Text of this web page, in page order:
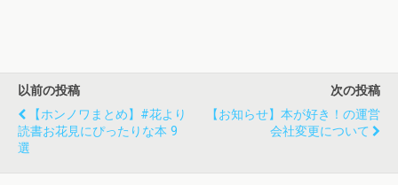
以前の投稿
【ホンノワまとめ】#花より
読書お花見にぴったりな本 9
選
次の投稿
【お知らせ】本が好き！の運営
会社変更について